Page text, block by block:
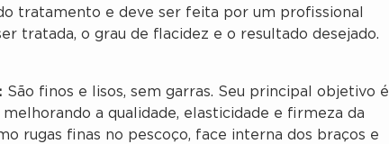
tratamento e deve ser feita por um profissional
tratada, o grau de flacidez e o resultado desejado.
São finos e lisos, sem garras. Seu principal objetivo é
a qualidade, elasticidade e firmeza da
rugas finas no pescoço, face interna dos braços e